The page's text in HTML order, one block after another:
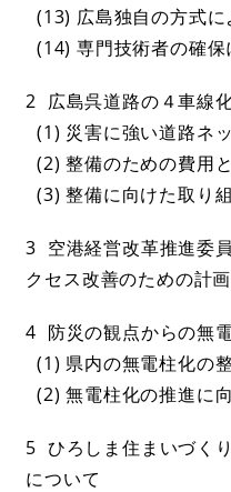
(13) 広島独自の方式
(14) 専門技術者の確保
2 広島呉道路の４車線
(1) 災害に強い道路ネ
(2) 整備のための費用
(3) 整備に向けた取り
3 空港経営改革推進委
クセス改善のための計
4 防災の観点からの無
(1) 県内の無電柱化の
(2) 無電柱化の推進に
5 ひろしま住まいづく
について